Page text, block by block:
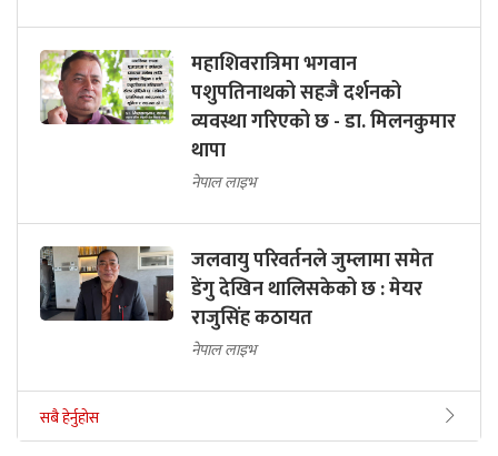
महाशिवरात्रिमा भगवान
पशुपतिनाथको सहजै दर्शनको
व्यवस्था गरिएको छ - डा. मिलनकुमार
थापा
नेपाल लाइभ
जलवायु परिवर्तनले जुम्लामा समेत
डेंगु देखिन थालिसकेको छ : मेयर
राजुसिंह कठायत
नेपाल लाइभ
सबै हेर्नुहोस